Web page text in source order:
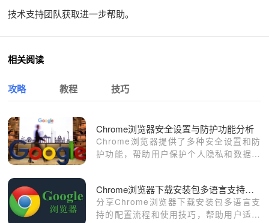
技术支持团队获取进一步帮助。
相关阅读
攻略 教程 技巧
Chrome浏览器安全设置与防护功能分析
Chrome浏览器提供了多种安全设置和防
护功能，帮助用户保护个人隐私和数据安
Chrome浏览器下载安装包多语言支持配置及使用技巧
分享Chrome浏览器下载安装包多语言支
持的配置流程和使用技巧，帮助用户适应